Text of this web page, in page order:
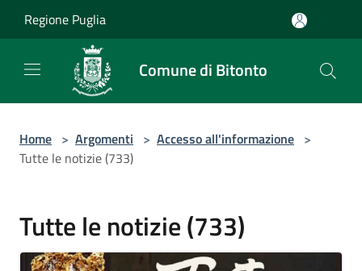
Regione Puglia
Comune di Bitonto
Home > Argomenti > Accesso all'informazione >
Tutte le notizie (733)
Tutte le notizie (733)